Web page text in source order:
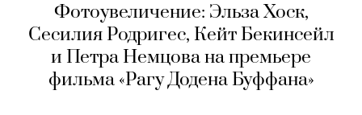
Фотоувеличение: Эльза Хоск,
Сесилия Родригес, Кейт Бекинсейл
и Петра Немцова на премьере
фильма «Рагу Додена Буффана»